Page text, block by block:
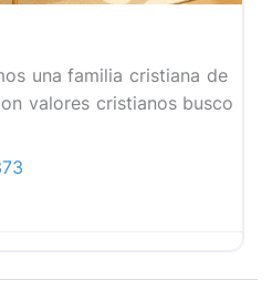
una familia cristiana de
valores cristianos busco